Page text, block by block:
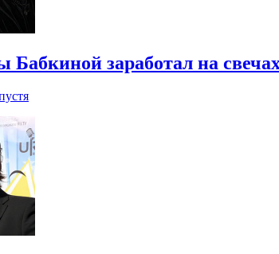
заработал на